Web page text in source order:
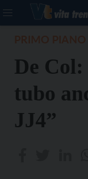
De
tubo
JJ4”